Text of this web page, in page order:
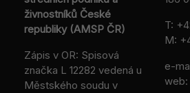
živnostníků České
republiky (AMSP ČR)
Zápis v OR: Spisová
značka L 12282 vedená u
Městského soudu v
T:
M:
e-
web: